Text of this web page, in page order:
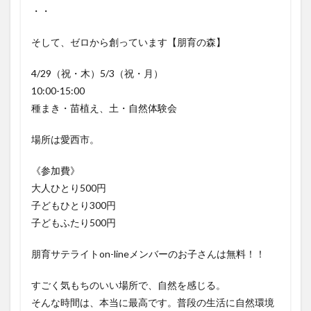
・・
そして、ゼロから創っています【朋育の森】
4/29（祝・木）5/3（祝・月）
10:00-15:00
種まき・苗植え、土・自然体験会
場所は愛西市。
《参加費》
大人ひとり500円
子どもひとり300円
子どもふたり500円
朋育サテライトon-lineメンバーのお子さんは無料！！
すごく気もちのいい場所で、自然を感じる。
そんな時間は、本当に最高です。普段の生活に自然環境